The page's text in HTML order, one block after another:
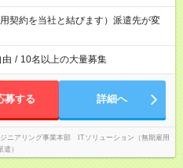
やすい環境をつくるべく、 働き方
んでいます。
契約を当社と結びます）派遣先が変
由 / 10名以上の大量募集
募する 詳細へ
ニアリング事業本部 ITソリューション（無期雇用
遣）